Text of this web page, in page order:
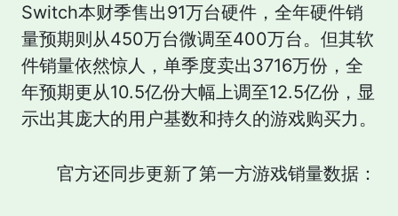
Switch本财季售出91万台硬件，全年硬件销
量预期则从450万台微调至400万台。但其软
件销量依然惊人，单季度卖出3716万份，全
年预期更从10.5亿份大幅上调至12.5亿份，显
示出其庞大的用户基数和持久的游戏购买力。
官方还同步更新了第一方游戏销量数据：